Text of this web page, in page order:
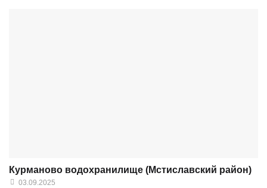
Курманово водохранилище (Мстиславский район)
03.09.2025